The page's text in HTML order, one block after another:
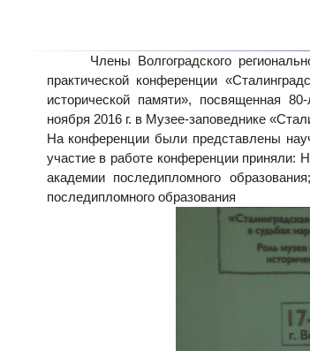
Члены Волгоградского
практической конференции
исторической памяти», посвященная
ноября 2016 г. в Музее-заповеднике
На конференции были представлены
участие в работе конференции приняли:
академии последипломного образования;
последипломного образования